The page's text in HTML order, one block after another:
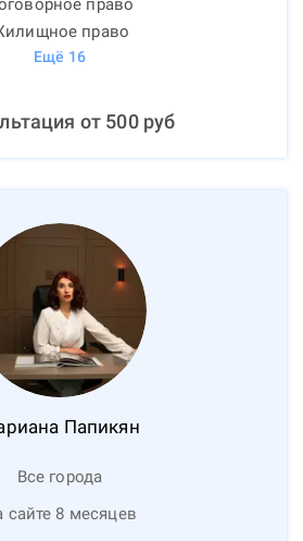
право
право
Ещё 16
от 500руб
Папикян
Все города
сайте 8 месяцев